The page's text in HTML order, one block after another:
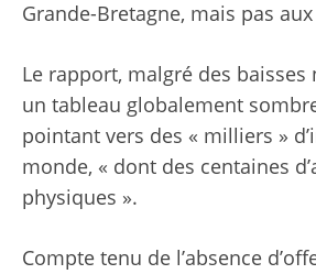
Grande-Bretagne, mais pas
Le rapport, malgré des baisses
un tableau globalement
pointant vers des « milliers »
monde, « dont des centaines
physiques ».
Compte tenu de l’absence